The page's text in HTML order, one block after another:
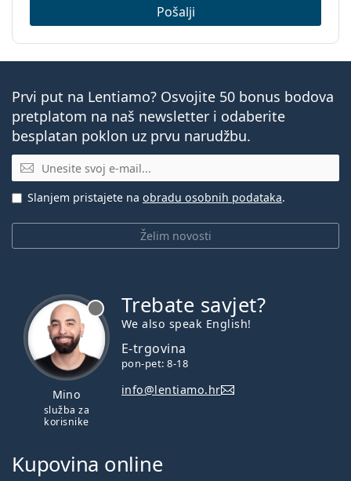
Pošalji
Prvi put na Lentiamo? Osvojite 50 bonus bodova
pretplatom na naš newsletter i odaberite
besplatan poklon uz prvu narudžbu.
E-mail
Želim novosti
Slanjem pristajete na obradu osobnih podataka.
Mino
služba za
korisnike
Trebate savjet?
We also speak English!
E-trgovina
pon-pet: 8-18
info@lentiamo.hr
Kupovina online